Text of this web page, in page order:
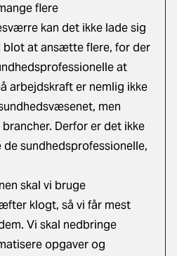
flere
kan det ikke lade sig
blot at ansætte flere, for der
at
arbejdskraft er nemlig ikke
men
Derfor er det ikke
sundhedsprofessionelle,
skal vi bruge
klogt, så vi får mest
Vi skal nedbringe
opgaver og